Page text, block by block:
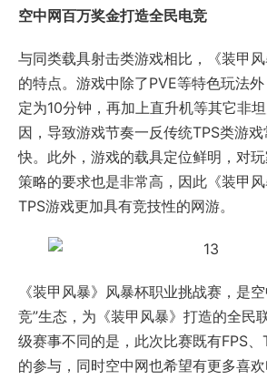
空中网百万奖金打造全民电竞
与同类载具射击类游戏相比，《装甲
的特点。游戏中除了PVE等特色玩法
定为10分钟，再加上直升机等其它非
因，导致游戏节奏一反传统TPS类游
快。此外，游戏的载具定位鲜明，对
策略的要求也是非常高，因此《装甲
TPS游戏更加具有竞技性的网游。
《装甲风暴》风暴杯职业挑战赛，是
竞”生态，为《装甲风暴》打造的全民
级赛事不同的是，此次比赛既有FPS
的参与，同时空中网也希望有更多喜